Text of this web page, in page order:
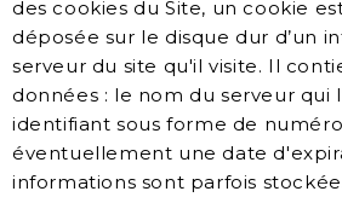
des cookies du Site, un cookie
déposée sur le disque dur d’un
serveur du site qu'il visite. Il
données : le nom du serveur qui
identifiant sous forme de
éventuellement une date
informations sont parfois